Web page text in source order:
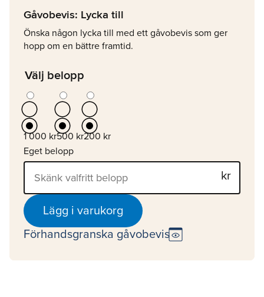
Gåvobevis: Lycka till
Önska någon lycka till med ett gåvobevis som ger
hopp om en bättre framtid.
Välj belopp
1 000 kr500 kr200 kr
Eget belopp
Lägg i varukorg
Förhandsgranska gåvobevispreview